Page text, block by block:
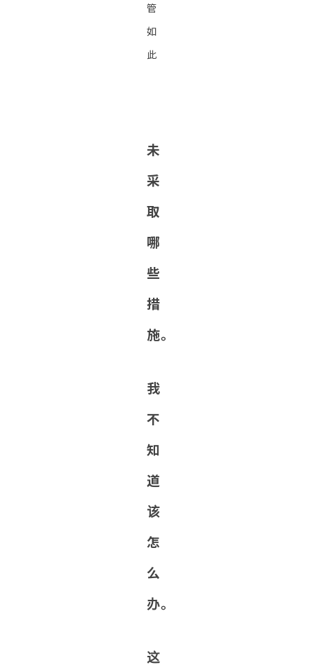
管
如
此
未
采
取
哪
些
措
施。
我
不
知
道
该
怎
么
办。
这